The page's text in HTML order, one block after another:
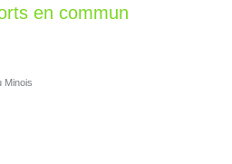
en commun
Minois